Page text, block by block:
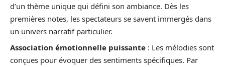
d’un thème unique qui défini son ambiance. Dès les
premières notes, les spectateurs se savent immergés dans
un univers narratif particulier.
Association émotionnelle puissante : Les mélodies sont
conçues pour évoquer des sentiments spécifiques. Par